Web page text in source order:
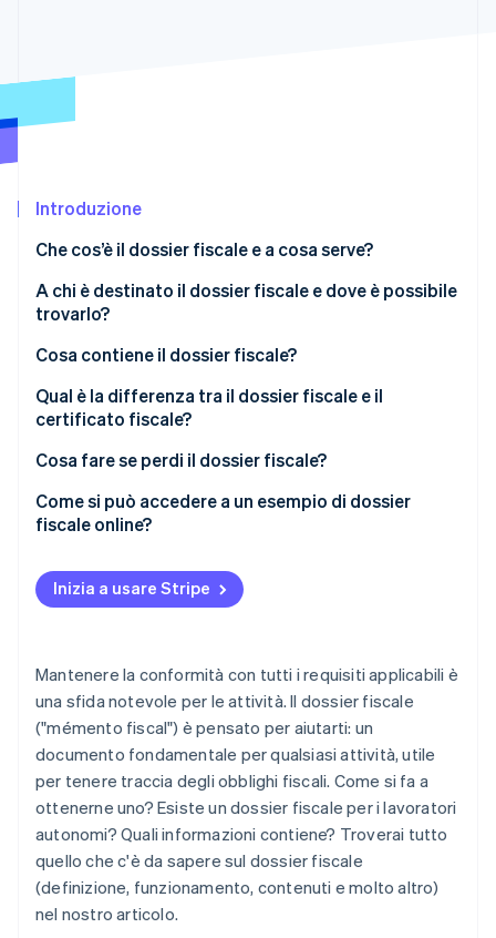
Costituzione di start-up
Identity
Stripe Sessions 2026
Guarda ora
Introduzione
Che cos’è il dossier fiscale e a cosa serve?
A chi è destinato il dossier fiscale e dove è possibile
trovarlo?
Cosa contiene il dossier fiscale?
Qual è la differenza tra il dossier fiscale e il
certificato fiscale?
Cosa fare se perdi il dossier fiscale?
Come si può accedere a un esempio di dossier
fiscale online?
Inizia a usare Stripe
Mantenere la conformità con tutti i requisiti applicabili è
una sfida notevole per le attività. Il dossier fiscale
("mémento fiscal") è pensato per aiutarti: un
documento fondamentale per qualsiasi attività, utile
per tenere traccia degli obblighi fiscali. Come si fa a
ottenerne uno? Esiste un dossier fiscale per i lavoratori
autonomi? Quali informazioni contiene? Troverai tutto
quello che c'è da sapere sul dossier fiscale
(definizione, funzionamento, contenuti e molto altro)
nel nostro articolo.